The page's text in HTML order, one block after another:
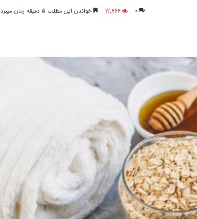
0
12,766 خواندن این مطلب 5 دقیقه زمان میبرد